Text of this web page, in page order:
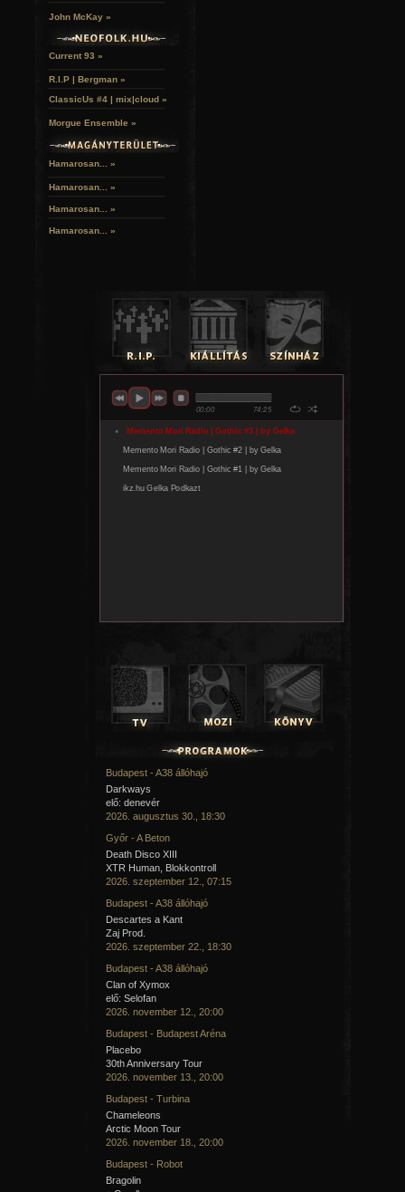
John McKay »
Current 93 »
R.I.P | Bergman »
ClassicUs #4 | mix|cloud »
Morgue Ensemble »
Hamarosan... »
Hamarosan... »
Hamarosan... »
Hamarosan... »
Budapest - A38 állóhajó
Darkways
elő: denevér
2026. augusztus 30., 18:30
Győr - A Beton
Death Disco XIII
XTR Human, Blokkontroll
2026. szeptember 12., 07:15
Budapest - A38 állóhajó
Descartes a Kant
Zaj Prod.
2026. szeptember 22., 18:30
Budapest - A38 állóhajó
Clan of Xymox
elő: Selofan
2026. november 12., 20:00
Budapest - Budapest Aréna
Placebo
30th Anniversary Tour
2026. november 13., 20:00
Budapest - Turbina
Chameleons
Arctic Moon Tour
2026. november 18., 20:00
Budapest - Robot
Bragolin